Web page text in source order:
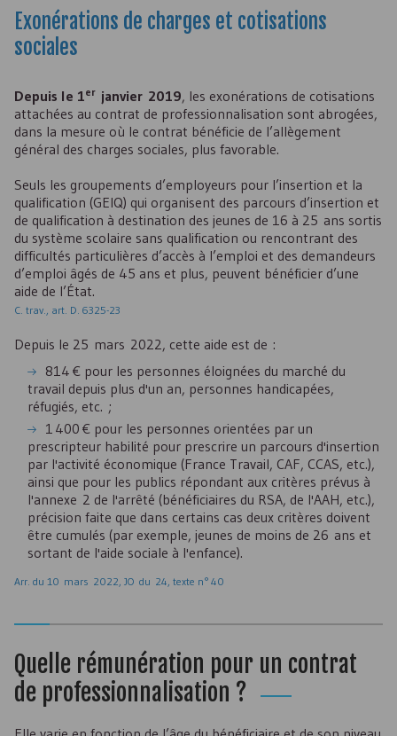
Exonérations de charges et cotisations
sociales
Depuis le 1er janvier 2019, les exonérations de cotisations
attachées au contrat de professionnalisation sont abrogées,
dans la mesure où le contrat bénéficie de l’allègement
général des charges sociales, plus favorable.
Seuls les groupements d’employeurs pour l’insertion et la
qualification (GEIQ) qui organisent des parcours d’insertion et
de qualification à destination des jeunes de 16 à 25 ans sortis
du système scolaire sans qualification ou rencontrant des
difficultés particulières d’accès à l’emploi et des demandeurs
d’emploi âgés de 45 ans et plus, peuvent bénéficier d’une
aide de l’État.
C. trav., art. D. 6325-23
Depuis le 25 mars 2022, cette aide est de :
814 € pour les personnes éloignées du marché du
travail depuis plus d'un an, personnes handicapées,
réfugiés, etc. ;
1 400 € pour les personnes orientées par un
prescripteur habilité pour prescrire un parcours d'insertion
par l'activité économique (France Travail, CAF, CCAS, etc.),
ainsi que pour les publics répondant aux critères prévus à
l'annexe 2 de l'arrêté (bénéficiaires du RSA, de l'AAH, etc.),
précision faite que dans certains cas deux critères doivent
être cumulés (par exemple, jeunes de moins de 26 ans et
sortant de l'aide sociale à l'enfance).
Arr. du 10 mars 2022, JO du 24, texte n° 40
Quelle rémunération pour un contrat
de professionnalisation ?